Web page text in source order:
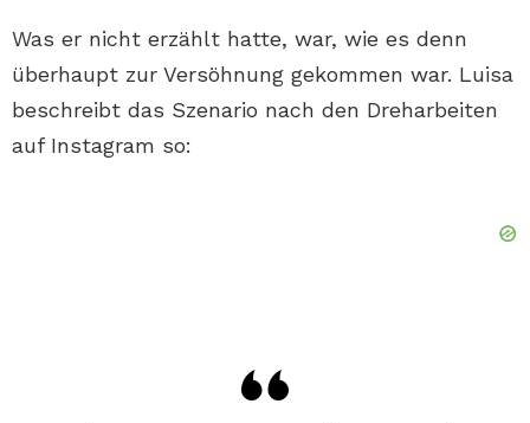
Was er nicht erzählt hatte, war, wie es denn
überhaupt zur Versöhnung gekommen war. Luisa
beschreibt das Szenario nach den Dreharbeiten
auf Instagram so: